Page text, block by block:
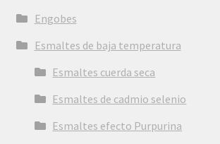
Engobes
Esmaltes de baja temperatura
Esmaltes cuerda seca
Esmaltes de cadmio selenio
Esmaltes efecto Purpurina